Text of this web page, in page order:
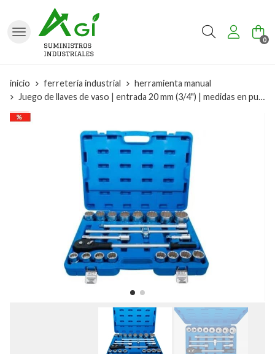
Buscar 0
inicio ferretería industrial
herramienta manual
Juego de llaves de vaso | entrada 20 mm (3/4") | medidas en pulgadas | 21 piezas - 1107 BGS